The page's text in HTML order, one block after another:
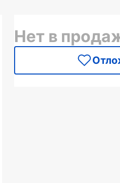
Нет в